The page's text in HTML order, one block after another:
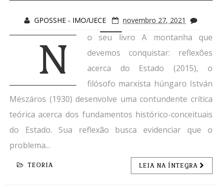
GPOSSHE - IMO/UECE novembro 27, 2021
N
o seu livro A montanha que
devemos conquistar: reflexões
acerca do Estado (2015), o
filósofo marxista húngaro István
Mészáros (1930) desenvolve uma contundente crítica
teórica acerca dos fundamentos histórico-conceituais
do Estado. Sua reflexão busca evidenciar que o
problema...
TEORIA LEIA NA ÍNTEGRA